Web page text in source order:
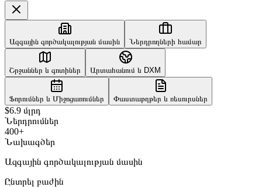
Ազգային գործակալության մասին Ներդրողների համար
Շրջաններ և գոտիներ Արտահանում և DXM
Ֆորումներ և Միջոցառումներ Փաստաթղթեր և ռեսուրսներ
$6.9 մլրդ
Ներդրումներ
400+
Նախագծեր
Ազգային գործակալության մասին
Ընտրել բաժին